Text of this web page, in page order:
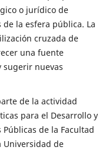
o jurídico de
la esfera pública. La
cruzada de
una fuente
sugerir nuevas
de la actividad
para el Desarrollo y
de la Facultad
Universidad de